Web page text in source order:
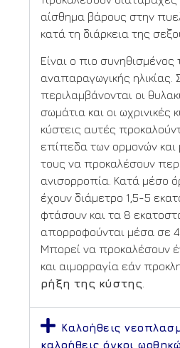
αίσθημα βάρους στην
κατά τη διάρκεια της
Είναι ο πιο συνηθισμένος
αναπαραγωγικής ηλικίας.
περιλαμβάνονται οι
σωμάτια και οι ωχρινικές
κύστεις αυτές
επίπεδα των ορμονών
τους να προκαλέσουν
ανισορροπία. Κατά μέσο
έχουν διάμετρο 1,5-5
φτάσουν και τα 8
απορροφούνται μέσα σε
Μπορεί να προκαλέσουν
και αιμορραγία εάν
ρήξη της κύστης
Καλοήθεις
καλοήθεις όγκοι